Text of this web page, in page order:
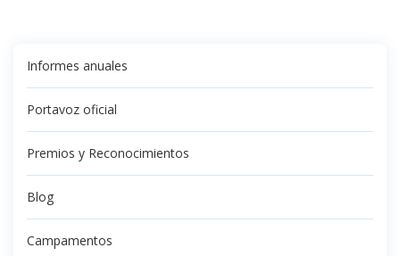
Informes anuales
Portavoz oficial
Premios y Reconocimientos
Blog
Campamentos